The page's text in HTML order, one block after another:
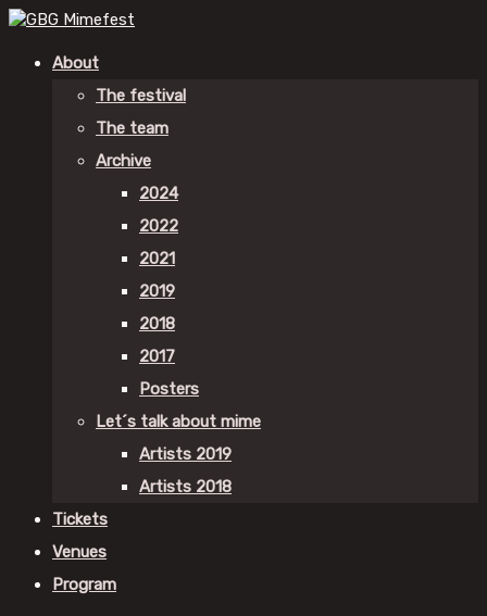
About
The festival
The team
Archive
2024
2022
2021
2019
2018
2017
Posters
Let´s talk about mime
Artists 2019
Artists 2018
Tickets
Venues
Program